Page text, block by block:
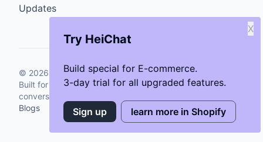
Try HeiChat
Build special for E-commerce.
3-day trial for all upgraded features.
X
Sign up learn more in Shopify
Updates
© 2026 GenCybers Inc. All rights reserved.
Built for storefronts that want faster answers and cleaner
conversions.
Blogs